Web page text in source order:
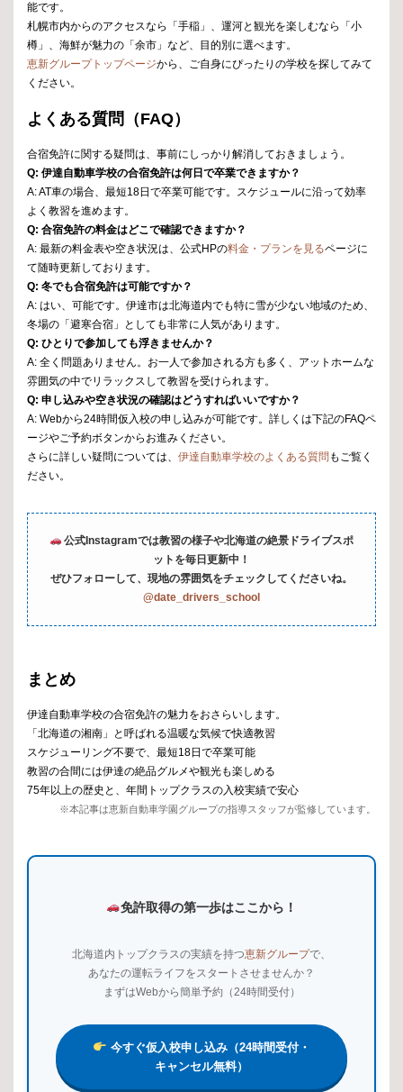
能です。
札幌市内からのアクセスなら「手稲」、運河と観光を楽しむなら「小
樽」、海鮮が魅力の「余市」など、目的別に選べます。
恵新グループトップページから、ご自身にぴったりの学校を探してみて
ください。
よくある質問（FAQ）
合宿免許に関する疑問は、事前にしっかり解消しておきましょう。
Q: 伊達自動車学校の合宿免許は何日で卒業できますか？
A: AT車の場合、最短18日で卒業可能です。スケジュールに沿って効率
よく教習を進めます。
Q: 合宿免許の料金はどこで確認できますか？
A: 最新の料金表や空き状況は、公式HPの料金・プランを見るページに
て随時更新しております。
Q: 冬でも合宿免許は可能ですか？
A: はい、可能です。伊達市は北海道内でも特に雪が少ない地域のため、
冬場の「避寒合宿」としても非常に人気があります。
Q: ひとりで参加しても浮きませんか？
A: 全く問題ありません。お一人で参加される方も多く、アットホームな
雰囲気の中でリラックスして教習を受けられます。
Q: 申し込みや空き状況の確認はどうすればいいですか？
A: Webから24時間仮入校の申し込みが可能です。詳しくは下記のFAQペ
ージやご予約ボタンからお進みください。
さらに詳しい疑問については、 伊達自動車学校のよくある質問 もご覧く
ださい。
公式Instagramでは教習の様子や北海道の絶景ドライブスポ
ットを毎日更新中！
ぜひフォローして、現地の雰囲気をチェックしてくださいね。
@date_drivers_school
まとめ
伊達自動車学校の合宿免許の魅力をおさらいします。
「北海道の湘南」と呼ばれる温暖な気候で快適教習
スケジューリング不要で、最短18日で卒業可能
教習の合間には伊達の絶品グルメや観光も楽しめる
75年以上の歴史と、年間トップクラスの入校実績で安心
※本記事は恵新自動車学園グループの指導スタッフが監修しています。
免許取得の第一歩はここから！
北海道内トップクラスの実績を持つ恵新グループで、
あなたの運転ライフをスタートさせませんか？
まずはWebから簡単予約（24時間受付）
今すぐ仮入校申し込み（24時間受付・
キャンセル無料）